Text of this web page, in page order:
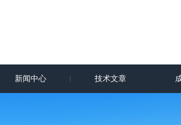
新闻中心 技术文章